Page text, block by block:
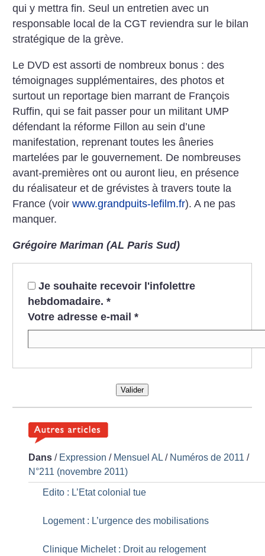
qui y mettra fin. Seul un entretien avec un
responsable local de la CGT reviendra sur le bilan
stratégique de la grève.
Le DVD est assorti de nombreux bonus : des
témoignages supplémentaires, des photos et
surtout un reportage bien marrant de François
Ruffin, qui se fait passer pour un militant UMP
défendant la réforme Fillon au sein d’une
manifestation, reprenant toutes les âneries
martelées par le gouvernement. De nombreuses
avant-premières ont ou auront lieu, en présence
du réalisateur et de grévistes à travers toute la
France (voirwww.grandpuits-lefilm.fr). A ne pas
manquer.
Grégoire Mariman (AL Paris Sud)
Je souhaite recevoir l'infolettre
hebdomadaire. *
Votre adresse e-mail *
Valider
Dans / Expression / Mensuel AL / Numéros de 2011 /
N°211 (novembre 2011)
Edito : L’Etat colonial tue
Logement : L’urgence des mobilisations
Clinique Michelet : Droit au relogement